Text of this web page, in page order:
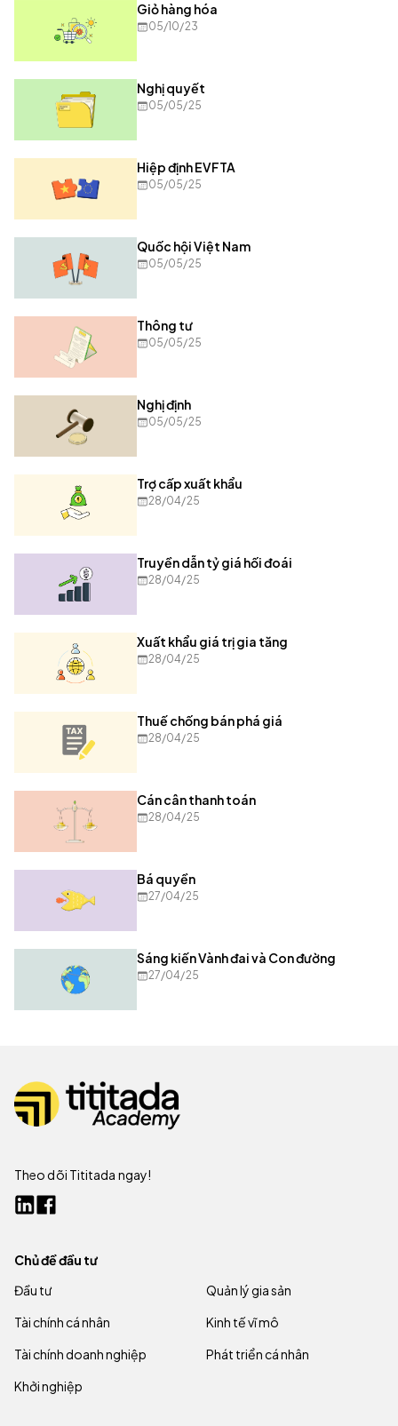
Giỏ hàng hóa
05/10/23
Nghị quyết
05/05/25
Hiệp định EVFTA
05/05/25
Quốc hội Việt Nam
05/05/25
Thông tư
05/05/25
Nghị định
05/05/25
Trợ cấp xuất khẩu
28/04/25
Truyền dẫn tỷ giá hối đoái
28/04/25
Xuất khẩu giá trị gia tăng
28/04/25
Thuế chống bán phá giá
28/04/25
Cán cân thanh toán
28/04/25
Bá quyền
27/04/25
Sáng kiến Vành đai và Con đường
27/04/25
Theo dõi Tititada ngay!
Chủ đề đầu tư
Đầu tư
Quản lý gia sản
Tài chính cá nhân
Kinh tế vĩ mô
Tài chính doanh nghiệp
Phát triển cá nhân
Khởi nghiệp